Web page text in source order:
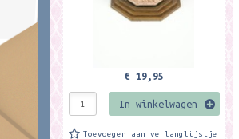
€ 19,95
In winkelwagen
Toevoegen aan verlanglijstje